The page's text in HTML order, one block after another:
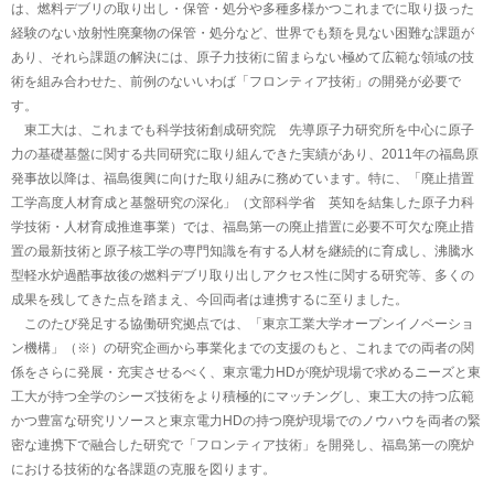
は、燃料デブリの取り出し・保管・処分や多種多様かつこれまでに取り扱った
経験のない放射性廃棄物の保管・処分など、世界でも類を見ない困難な課題が
あり、それら課題の解決には、原子力技術に留まらない極めて広範な領域の技
術を組み合わせた、前例のないいわば「フロンティア技術」の開発が必要で
す。
東工大は、これまでも科学技術創成研究院 先導原子力研究所を中心に原子
力の基礎基盤に関する共同研究に取り組んできた実績があり、2011年の福島原
発事故以降は、福島復興に向けた取り組みに務めています。特に、「廃止措置
工学高度人材育成と基盤研究の深化」（文部科学省 英知を結集した原子力科
学技術・人材育成推進事業）では、福島第一の廃止措置に必要不可欠な廃止措
置の最新技術と原子核工学の専門知識を有する人材を継続的に育成し、沸騰水
型軽水炉過酷事故後の燃料デブリ取り出しアクセス性に関する研究等、多くの
成果を残してきた点を踏まえ、今回両者は連携するに至りました。
このたび発足する協働研究拠点では、「東京工業大学オープンイノベーショ
ン機構」（※）の研究企画から事業化までの支援のもと、これまでの両者の関
係をさらに発展・充実させるべく、東京電力HDが廃炉現場で求めるニーズと東
工大が持つ全学のシーズ技術をより積極的にマッチングし、東工大の持つ広範
かつ豊富な研究リソースと東京電力HDの持つ廃炉現場でのノウハウを両者の緊
密な連携下で融合した研究で「フロンティア技術」を開発し、福島第一の廃炉
における技術的な各課題の克服を図ります。